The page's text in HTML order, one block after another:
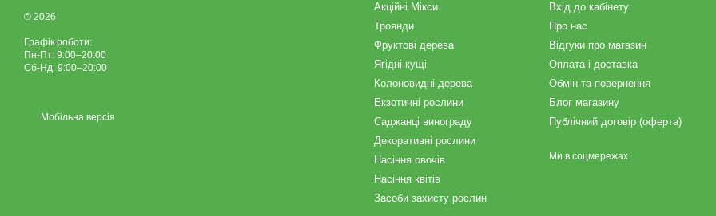
© 2026
Графік роботи:
Пн-Пт: 9:00–20:00
Сб-Нд: 9:00–20:00
Мобільна версія
Акційні Мікси
Троянди
Фруктові дерева
Ягідні кущі
Колоновидні дерева
Екзотичні рослини
Саджанці винограду
Декоративні рослини
Насіння овочів
Насіння квітів
Засоби захисту рослин
Вхід до кабінету
Про нас
Відгуки про магазин
Оплата і доставка
Обмін та повернення
Блог магазину
Публічний договір (оферта)
Ми в соцмережах